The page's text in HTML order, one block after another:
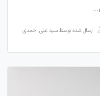
ارسال شده توسطسید علی احمدی